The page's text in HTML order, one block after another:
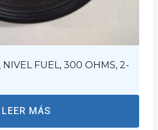
NIVEL FUEL, 300 OHMS, 2-
LEER MÁS